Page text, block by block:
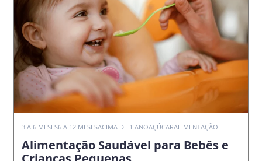
3 A 6 MESES6 A 12 MESESACIMA DE 1 ANOAÇÚCARALIMENTAÇÃO
Alimentação Saudável para Bebês e